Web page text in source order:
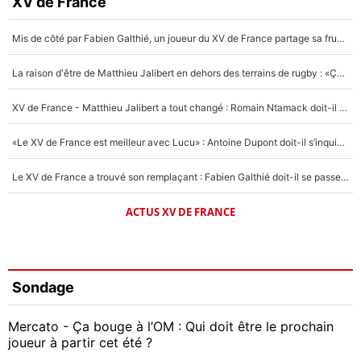
Mis de côté par Fabien Galthié, un joueur du XV de France partage sa frustration : «ils ne me l’ont pas dit tout de suite»
La raison d'être de Matthieu Jalibert en dehors des terrains de rugby : «Ça m'atteint autant que si tu touches à un membre de ma famille»
XV de France - Matthieu Jalibert a tout changé : Romain Ntamack doit-il s’inquiéter pour sa place à un an de la Coupe du monde ?
«Le XV de France est meilleur avec Lucu» : Antoine Dupont doit-il s’inquiéter pour sa place ?
Le XV de France a trouvé son remplaçant : Fabien Galthié doit-il se passer d'Antoine Dupont ?
ACTUS XV DE FRANCE
Sondage
Mercato - Ça bouge à l’OM : Qui doit être le prochain
joueur à partir cet été ?